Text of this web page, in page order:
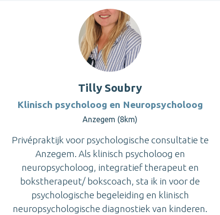
Tilly Soubry
Klinisch psycholoog en Neuropsycholoog
Anzegem (8km)
Privépraktijk voor psychologische consultatie te
Anzegem. Als klinisch psycholoog en
neuropsycholoog, integratief therapeut en
bokstherapeut/ bokscoach, sta ik in voor de
psychologische begeleiding en klinisch
neuropsychologische diagnostiek van kinderen.